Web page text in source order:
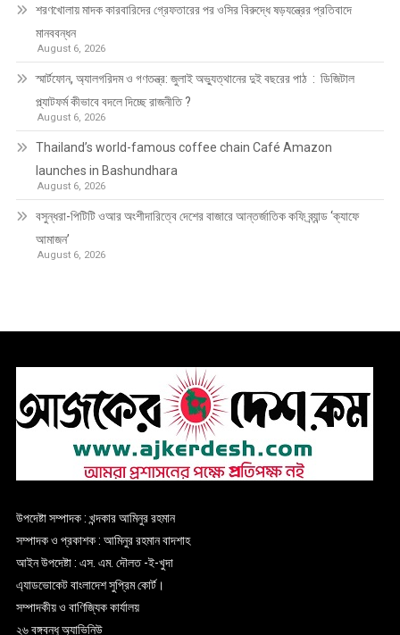
শরণখোলায় মাদক কারবারিদের গ্রেফতারের পর ওসির বিরুদ্ধে ষড়যন্ত্রের প্রতিবাদে
মানববন্ধন
August 6, 2026
স্মার্টফোন, অ্যালগরিদম ও গণতন্ত্র: জুলাই অভ্যুত্থানের দুই বছরের পাঠ : ডিজিটাল
প্ল্যাটফর্ম কীভাবে বদলে দিচ্ছে রাজনীতি ?
August 6, 2026
Thailand’s world-famous coffee chain Café Amazon
launches in Bashundhara
August 6, 2026
বসুন্ধরা-পিটিটি ওআর অংশীদারিত্বে দেশের বাজারে আন্তর্জাতিক কফি ব্র্যান্ড ‘ক্যাফে
আমাজন’
August 6, 2026
উপদেষ্টা সম্পাদক : খন্দকার আমিনুর রহমান
সম্পাদক ও প্রকাশক : আমিনুর রহমান বাদশাহ
আইন উপদেষ্টা : এস. এম. দৌলত -ই-খুদা
এ্যাডভোকেট বাংলাদেশ সুপ্রিম কোর্ট।
সম্পাদকীয় ও বাণিজ্যিক কার্যালয়
২৬ বঙ্গবন্ধু অ্যাভিনিউ